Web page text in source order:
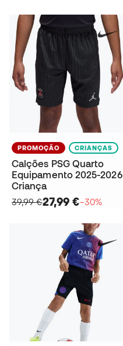
PROMOÇÃO CRIANÇAS
Calções PSG Quarto
Equipamento 2025-2026
Criança
39,99 €27,99 €−30%